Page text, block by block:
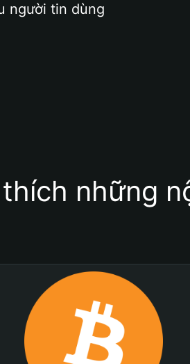
người tin dùng
những